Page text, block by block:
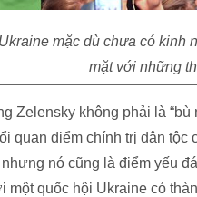
mặc dù chưa có kinh
mặt với những
Zelensky không phải là
quan điểm chính trị dân
nó cũng là điểm yếu
một quốc hội Ukraine có